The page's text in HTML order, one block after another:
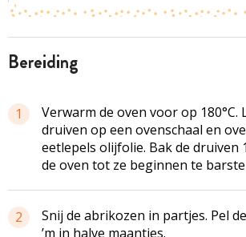
bereiding
1
Verwarm de oven voor op 180°C.
druiven op een ovenschaal en
eetlepels olijfolie. Bak de druiven
de oven tot ze beginnen te
2
Snij de abrikozen in partjes. Pel
’m in halve maantjes.